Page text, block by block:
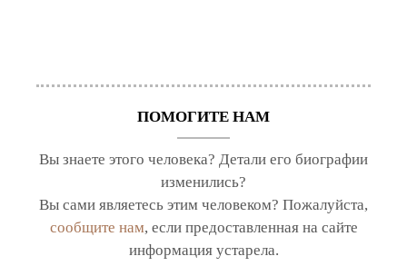
ПОМОГИТЕ НАМ
Вы знаете этого человека? Детали его биографии
изменились?
Вы сами являетесь этим человеком? Пожалуйста,
сообщите нам, если предоставленная на сайте
информация устарела.